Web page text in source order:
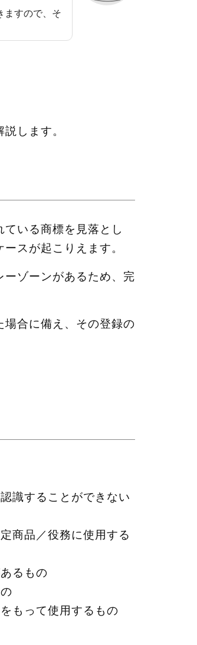
ますので、そ
します。
いる商標を見落とし
スが起こりえます。
ーゾーンがあるため、完
合に備え、その登録の
識することができない
商品／役務に使用する
るもの
もって使用するもの